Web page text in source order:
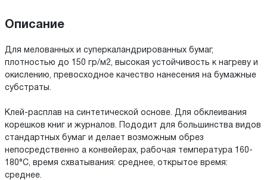
Описание
Для мелованных и суперкаландрированных бумаг,
плотностью до 150 гр/м2, высокая устойчивость к нагреву и
окислению, превосходное качество нанесения на бумажные
субстраты.
Клей-расплав на синтетической основе. Для обклеивания
корешков книг и журналов. Пододит для большинства видов
стандартных бумаг и делает возможным обрез
непосредственно а конвейерах, рабочая температура 160-
180°С, время схватывания: среднее, открытое время:
среднее.